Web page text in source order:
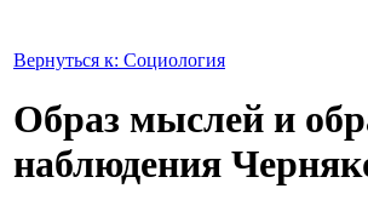
Вернуться к: Социология
Образ мыслей и
наблюдения